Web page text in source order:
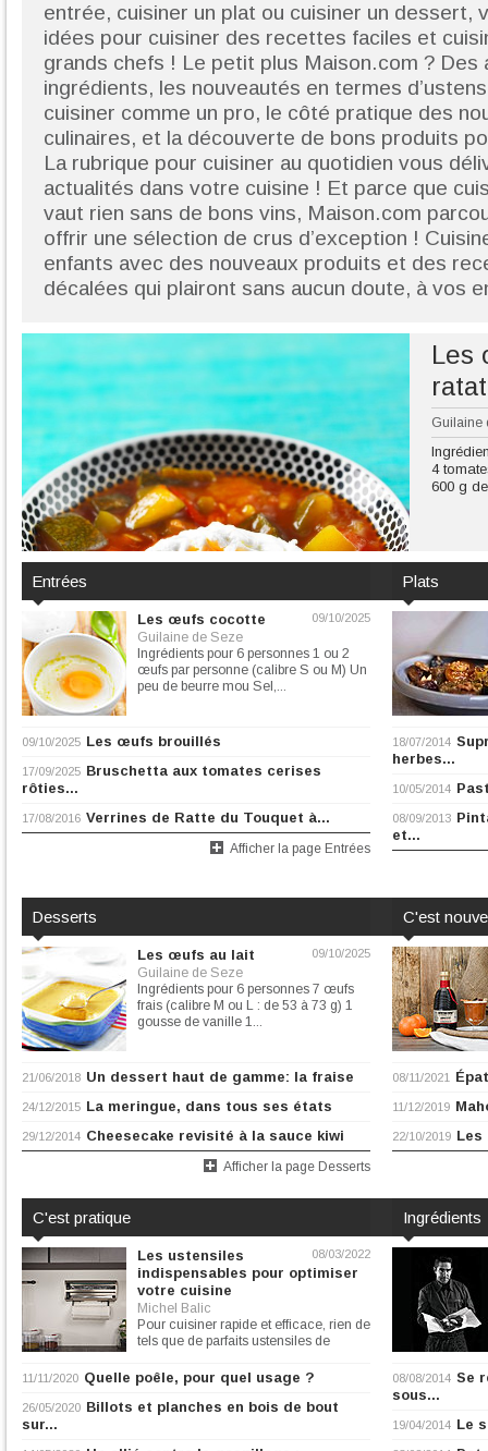
entrée, cuisiner un plat ou cuisiner un dessert,
idées pour cuisiner des recettes faciles et
grands chefs ! Le petit plus Maison.com ?
ingrédients, les nouveautés en termes
cuisiner comme un pro, le côté pratique des
culinaires, et la découverte de bons produits
La rubrique pour cuisiner au quotidien vous
actualités dans votre cuisine ! Et parce que
vaut rien sans de bons vins, Maison.com
offrir une sélection de crus d’exception !
enfants avec des nouveaux produits et des
décalées qui plairont sans aucun doute, à vos
Les
Guilaine
4
600 g
Entrées
09/10/2025
Les œufs cocotte
Guilaine de Seze
Ingrédients pour 6 personnes 1 ou 2
œufs par personne (calibre S ou M) Un
peu de beurre mou Sel,...
09/10/2025 Les œufs brouillés
17/09/2025 Bruschetta aux tomates cerises
rôties...
17/08/2016 Verrines de Ratte du Touquet à...
Afficher la page Entrées
Plats
18/07/2014
herbes...
10/05/2014
08/09/2013
et...
Desserts
09/10/2025
Les œufs au lait
Guilaine de Seze
Ingrédients pour 6 personnes 7 œufs
frais (calibre M ou L : de 53 à 73 g) 1
gousse de vanille 1...
21/06/2018 Un dessert haut de gamme: la fraise
24/12/2015 La meringue, dans tous ses états
29/12/2014 Cheesecake revisité à la sauce kiwi
Afficher la page Desserts
C'est
08/11/2021
11/12/2019
22/10/2019 Les
C'est pratique
08/03/2022
Les ustensiles
indispensables pour optimiser
votre cuisine
Michel Balic
Pour cuisiner rapide et efficace, rien de
tels que de parfaits ustensiles de
11/11/2020 Quelle poêle, pour quel usage ?
26/05/2020 Billots et planches en bois de bout
sur...
Ingrédients
08/08/2014 Se
sous...
19/04/2014 Le